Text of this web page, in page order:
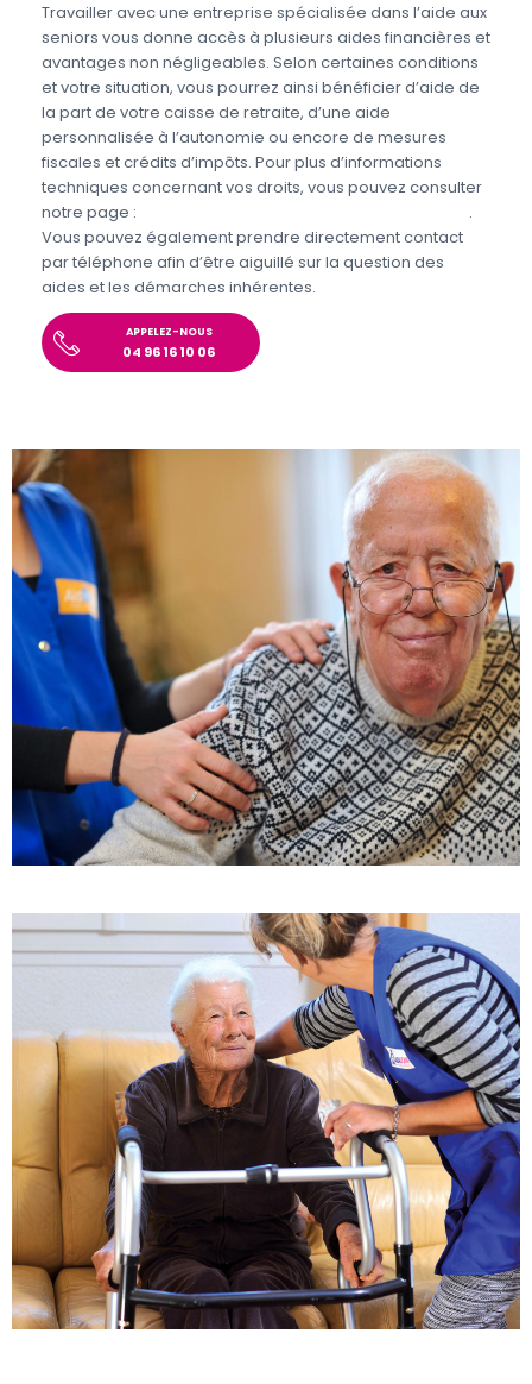
Travailler avec une entreprise spécialisée dans l’aide aux
seniors vous donne accès à plusieurs aides financières et
avantages non négligeables. Selon certaines conditions
et votre situation, vous pourrez ainsi bénéficier d’aide de
la part de votre caisse de retraite, d’une aide
personnalisée à l’autonomie ou encore de mesures
fiscales et crédits d’impôts. Pour plus d’informations
techniques concernant vos droits, vous pouvez consulter
notre page :
.
Vous pouvez également prendre directement contact
par téléphone afin d’être aiguillé sur la question des
aides et les démarches inhérentes.
APPELEZ-NOUS
04 96 16 10 06